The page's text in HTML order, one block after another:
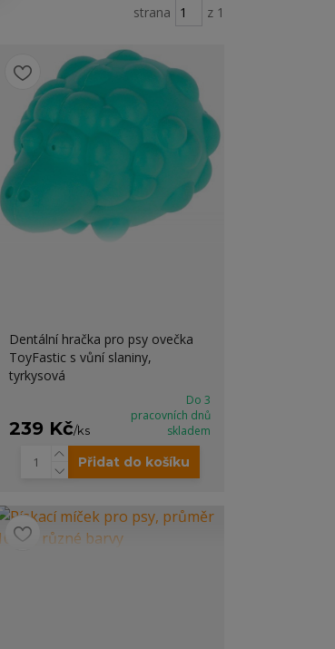
strana z 1
Dentální hračka pro psy ovečka
ToyFastic s vůní slaniny,
tyrkysová
239 Kč/ks
Do 3
pracovních dnů
skladem
Přidat do košíku